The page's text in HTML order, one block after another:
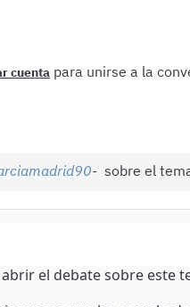
cuenta para unirse a la
sobre el
el debate sobre este